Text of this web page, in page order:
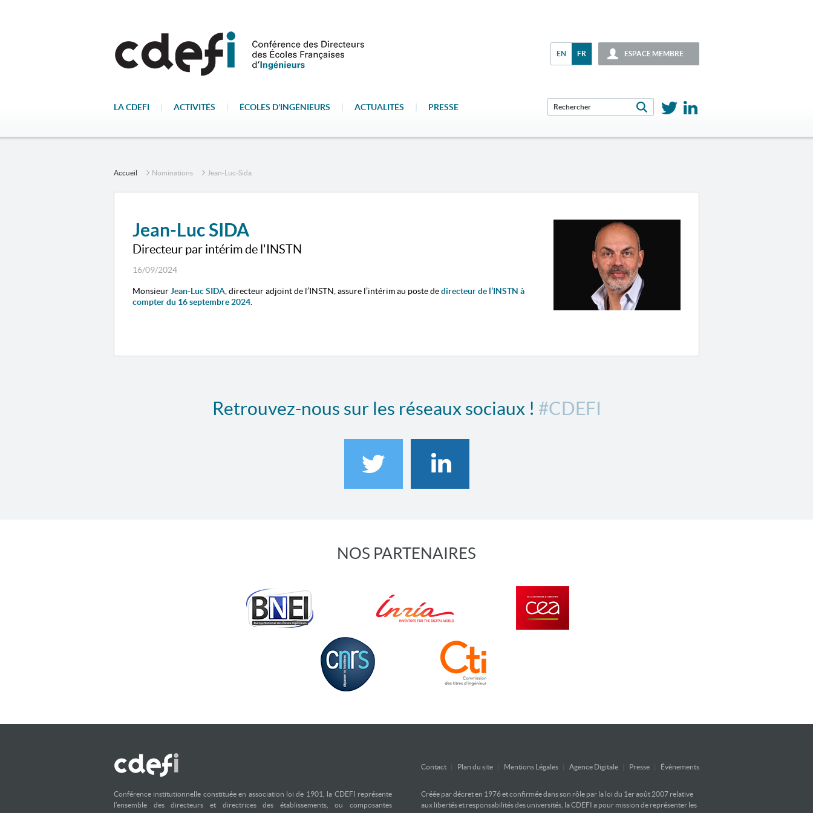
ESPACE MEMBRE
EN FR
LA CDEFI ACTIVITÉS ÉCOLES D'INGÉNIEURS ACTUALITÉS PRESSE
Accueil Nominations Jean-Luc-Sida
Jean-Luc SIDA
Directeur par intérim de l'INSTN
16/09/2024
Monsieur Jean-Luc SIDA , directeur adjoint de l’INSTN, assure l’intérim au poste dedirecteur de l’INSTN à
compter du 16 septembre 2024
Retrouvez-nous sur les réseaux sociaux ! #CDEFI
NOS PARTENAIRES
Contact Plan du site Mentions Légales Agence Digitale Presse Évènements
Conférence institutionnelle constituée en association loi de 1901, la CDEFI représente
l’ensemble des directeurs et directrices des établissements, ou composantes
Créée par décret en 1976 et confirmée dans son rôle par la loi du 1er août 2007 relative
aux libertés et responsabilités des universités, la CDEFI a pour mission de représenter les